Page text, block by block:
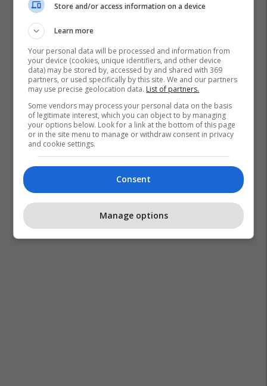
Bashkim Ramosaj Deçan Isniq Peja
Store and/or access information on a device
Learn more
Your personal data will be processed and information from
your device (cookies, unique identifiers, and other device
data) may be stored by, accessed by and shared with 369
partners, or used specifically by this site. We and our partners
may use precise geolocation data. List of partners.
Some vendors may process your personal data on the basis
of legitimate interest, which you can object to by managing
your options below. Look for a link at the bottom of this page
or in the site menu to manage or withdraw consent in privacy
and cookie settings.
Consent
Manage options